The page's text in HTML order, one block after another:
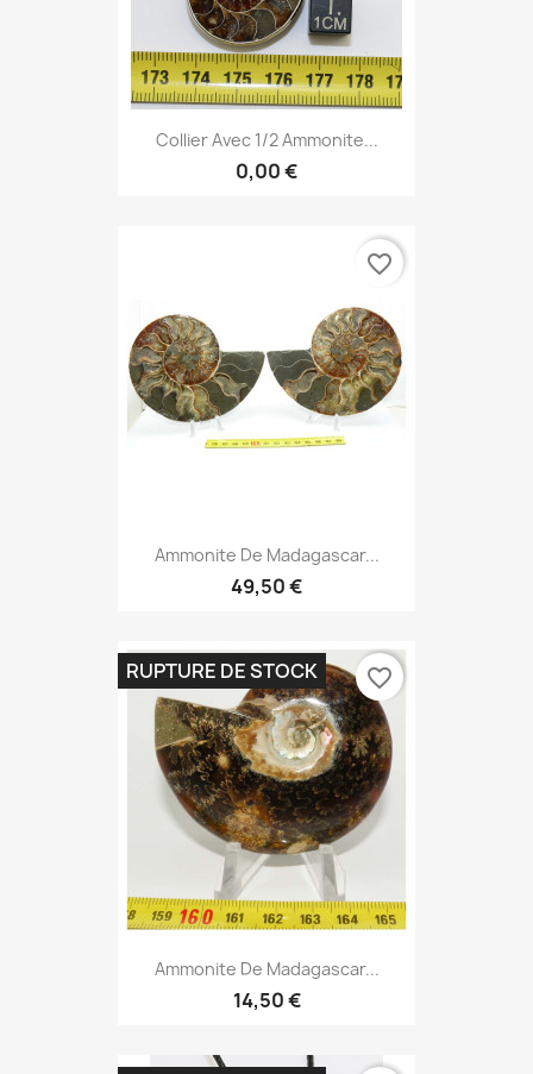
Collier Avec 1/2 Ammonite...
0,00 €
Ammonite De Madagascar...
49,50 €
favorite_border
Ammonite De Madagascar...
14,50 €
RUPTURE DE STOCK favorite_border